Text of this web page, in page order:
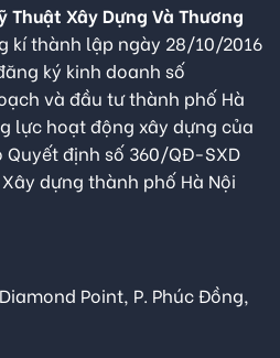
Thuật Xây Dựng Và Thương
kí thành lập ngày 28/10/2016
ký kinh doanh số
và đầu tư thành phố Hà
lực hoạt động xây dựng của
định số 360/QĐ-SXD
dựng thành phố Hà Nội
Point, P. Phúc Đồng,